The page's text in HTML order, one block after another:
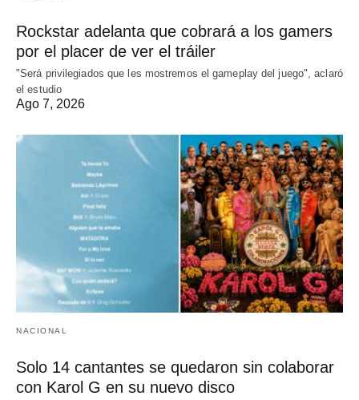
Rockstar adelanta que cobrará a los gamers
por el placer de ver el tráiler
"Será privilegiados que les mostremos el gameplay del juego", aclaró
el estudio
Ago 7, 2026
NACIONAL
Solo 14 cantantes se quedaron sin colaborar
con Karol G en su nuevo disco